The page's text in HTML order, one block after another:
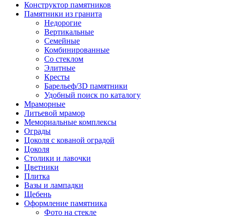
Конструктор памятников
Памятники из гранита
Недорогие
Вертикальные
Семейные
Комбинированные
Со стеклом
Элитные
Кресты
Барельеф/3D памятники
Удобный поиск по каталогу
Мраморные
Литьевой мрамор
Мемориальные комплексы
Ограды
Цоколя с кованой оградой
Цоколя
Столики и лавочки
Цветники
Плитка
Вазы и лампадки
Щебень
Оформление памятника
Фото на стекле